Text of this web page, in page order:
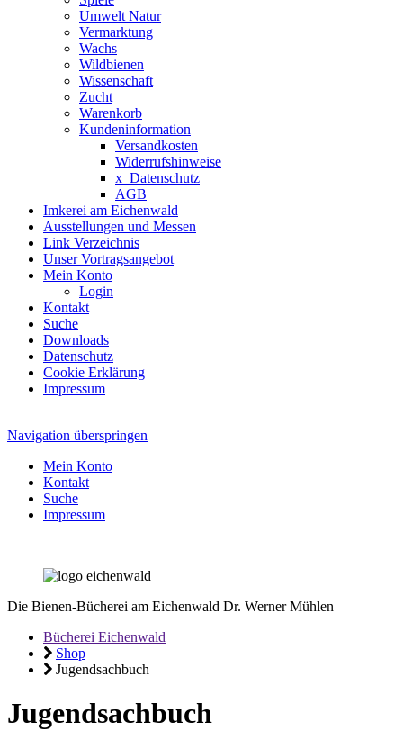
Umwelt Natur
Vermarktung
Wachs
Wildbienen
Wissenschaft
Zucht
Warenkorb
Kundeninformation
Versandkosten
Widerrufshinweise
x_Datenschutz
AGB
Imkerei am Eichenwald
Ausstellungen und Messen
Link Verzeichnis
Unser Vortragsangebot
Mein Konto
Login
Kontakt
Suche
Downloads
Datenschutz
Cookie Erklärung
Impressum
Navigation überspringen
Mein Konto
Kontakt
Suche
Impressum
Die Bienen-Bücherei am Eichenwald Dr. Werner Mühlen
Bücherei Eichenwald
Shop
Jugendsachbuch
Jugendsachbuch